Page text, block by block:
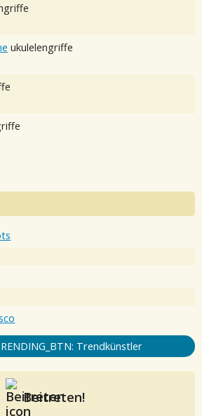
ukulelengriffe
Trendkünstler
Beitreten!